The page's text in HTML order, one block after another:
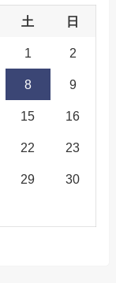
土 日
1 2
8 9
15 16
22 23
29 30